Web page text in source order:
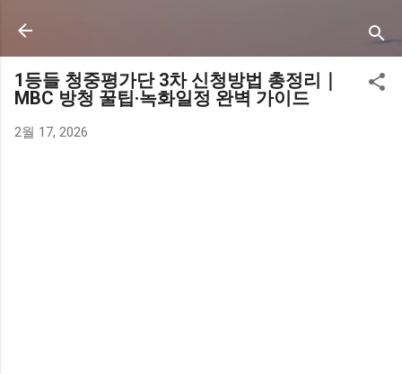
1등들 청중평가단 3차 신청방법 총정리｜
MBC 방청 꿀팁·녹화일정 완벽 가이드
2월 17, 2026